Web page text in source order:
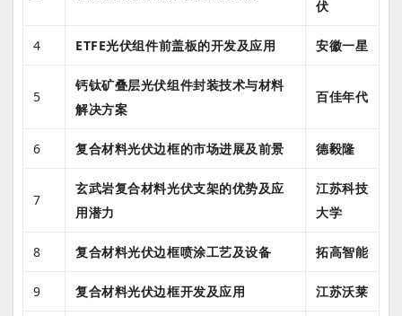
伏
4 ETFE光伏组件前盖板的开发及应用 安徽一星
5
钙钛矿叠层光伏组件封装技术与材料
解决方案
百佳年代
6 复合材料光伏边框的市场进展及前景 德毅隆
7
玄武岩复合材料光伏支架的优势及应
用潜力
江苏科技
大学
8 复合材料光伏边框喷涂工艺及设备 拓高智能
9 复合材料光伏边框开发及应用 江苏沃莱